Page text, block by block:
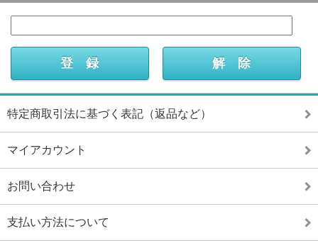
特定商取引法に基づく表記（返品など）
マイアカウント
お問い合わせ
支払い方法について